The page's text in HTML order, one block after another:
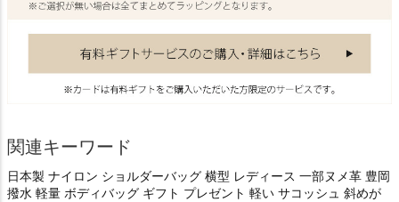
関連キーワード
日本製 ナイロン ショルダーバッグ 横型 レディース 一部ヌメ革 豊岡
撥水 軽量 ボディバッグ ギフト プレゼント 軽い サコッシュ 斜めが